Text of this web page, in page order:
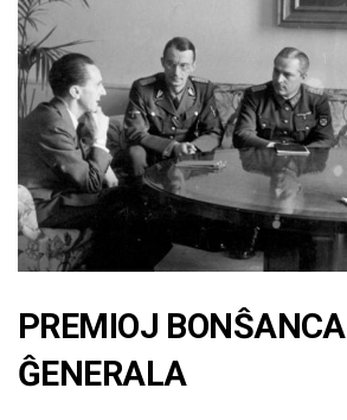
PREMIOJ BONŜANCA
ĜENERALA